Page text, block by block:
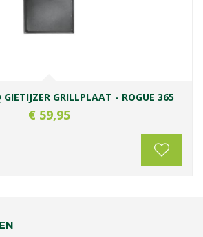
GRILLPLAAT - ROGUE 365
€ 59,95